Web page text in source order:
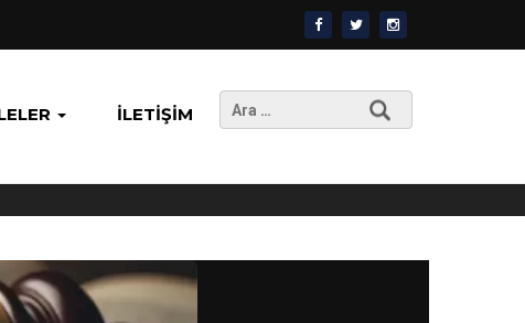
İLETIŞIM
Arama: